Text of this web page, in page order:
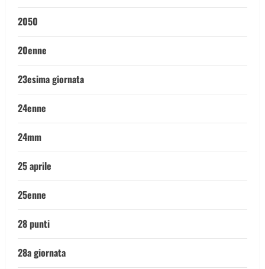
2050
20enne
23esima giornata
24enne
24mm
25 aprile
25enne
28 punti
28a giornata